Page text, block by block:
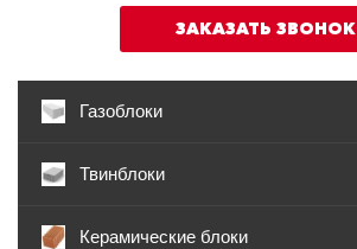
ЗАКАЗАТЬ ЗВОНОК
Газоблоки
Твинблоки
Керамические блоки